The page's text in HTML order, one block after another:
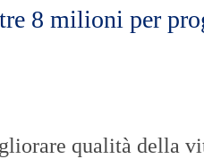
8 milioni per
qualità della